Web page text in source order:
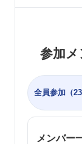
参加メ
全員参加（23
メンバー